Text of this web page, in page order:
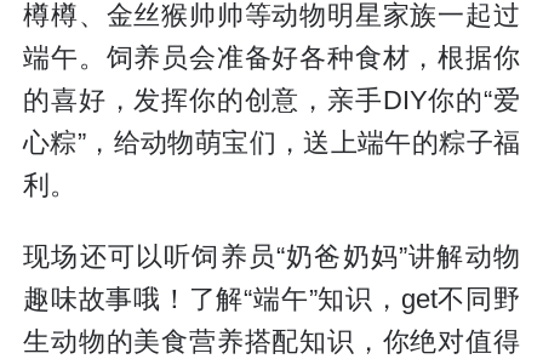
樽樽、金丝猴帅帅等动物明星家族一起过
端午。饲养员会准备好各种食材，根据你
的喜好，发挥你的创意，亲手DIY你的“爱
心粽”，给动物萌宝们，送上端午的粽子福
利。
现场还可以听饲养员“奶爸奶妈”讲解动物
趣味故事哦！了解“端午”知识，get不同野
生动物的美食营养搭配知识，你绝对值得